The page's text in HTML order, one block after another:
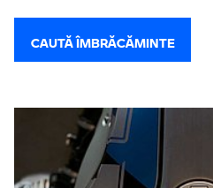
CAUTĂ ÎMBRĂCĂMINTE